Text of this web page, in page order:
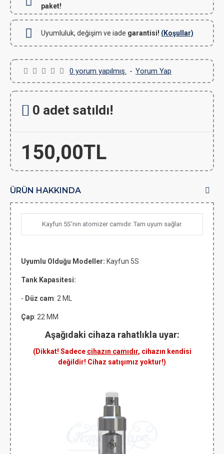
paket!
Uyumluluk, değişim ve iade garantisi! (Koşullar)
0 yorum yapılmış. - Yorum Yap
150,00TL
0 adet satıldı!
ÜRÜN HAKKINDA
Kayfun 5S'nın atomizer camıdır. Tam uyum sağlar.
Uyumlu Olduğu Modeller: Kayfun 5S
Tank Kapasitesi:
- Düz cam: 2 ML
Çap: 22 MM
Aşağıdaki cihaza rahatlıkla uyar:
(Dikkat! Sadece cihazın camıdır, cihazın kendisi
değildir! Cihaz satışımız yoktur!)